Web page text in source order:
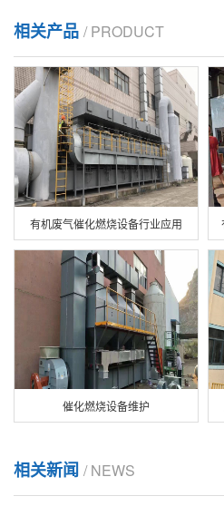
相关产品 / PRODUCT
有机废气催化燃烧设备行业应用
催化燃烧设备维护
相关新闻 / NEWS